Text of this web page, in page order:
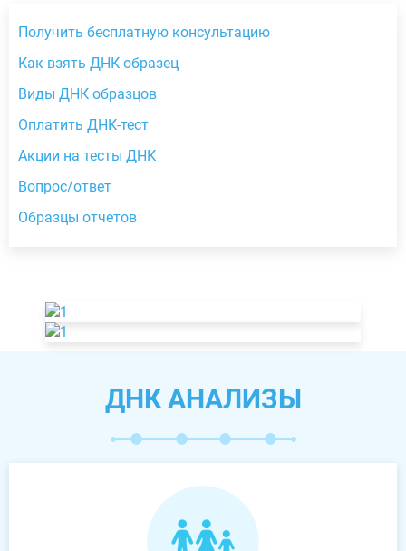
Получить бесплатную консультацию
Как взять ДНК образец
Виды ДНК образцов
Оплатить ДНК-тест
Акции на тесты ДНК
Вопрос/ответ
Образцы отчетов
ДНК АНАЛИЗЫ